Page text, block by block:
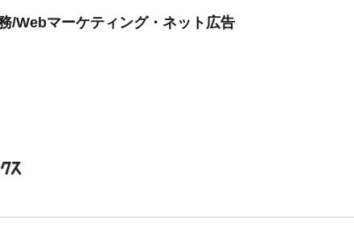
/Webマーケティング・ネット広告